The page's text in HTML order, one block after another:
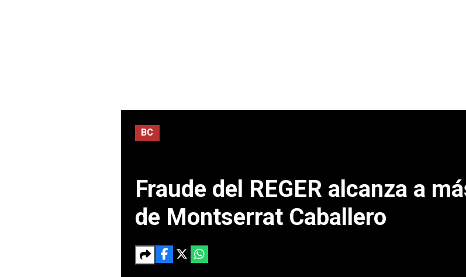
BC
Fraude del REGER alcanza a
de Montserrat Caballero